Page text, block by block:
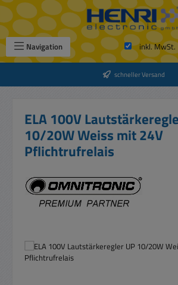
Zum Hauptinhalt springen
Navigation inkl. MwSt.
schneller Versand
ELA 100V
10/20W Weiss mit 24V
Pflichtrufrelais
Bildergalerie überspringen